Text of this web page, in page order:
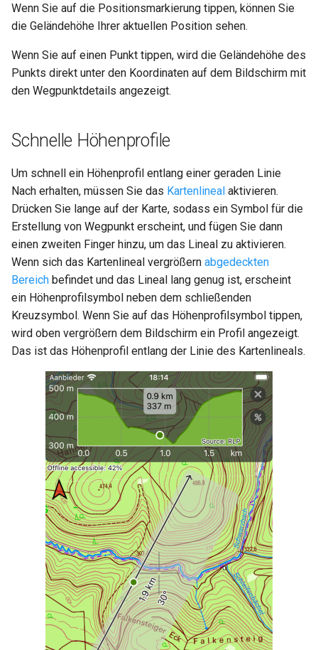
Wenn Sie auf die Positionsmarkierung tippen, können Sie
die Geländehöhe Ihrer aktuellen Position sehen.
Wenn Sie auf einen Punkt tippen, wird die Geländehöhe des
Punkts direkt unter den Koordinaten auf dem Bildschirm mit
den Wegpunktdetails angezeigt.
Schnelle Höhenprofile
Um schnell ein Höhenprofil entlang einer geraden Linie
Nach erhalten, müssen Sie das Kartenlineal aktivieren.
Drücken Sie lange auf der Karte, sodass ein Symbol für die
Erstellung von Wegpunkt erscheint, und fügen Sie dann
einen zweiten Finger hinzu, um das Lineal zu aktivieren.
Wenn sich das Kartenlineal vergrößern abgedeckten
Bereich befindet und das Lineal lang genug ist, erscheint
ein Höhenprofilsymbol neben dem schließenden
Kreuzsymbol. Wenn Sie auf das Höhenprofilsymbol tippen,
wird oben vergrößern dem Bildschirm ein Profil angezeigt.
Das ist das Höhenprofil entlang der Linie des Kartenlineals.